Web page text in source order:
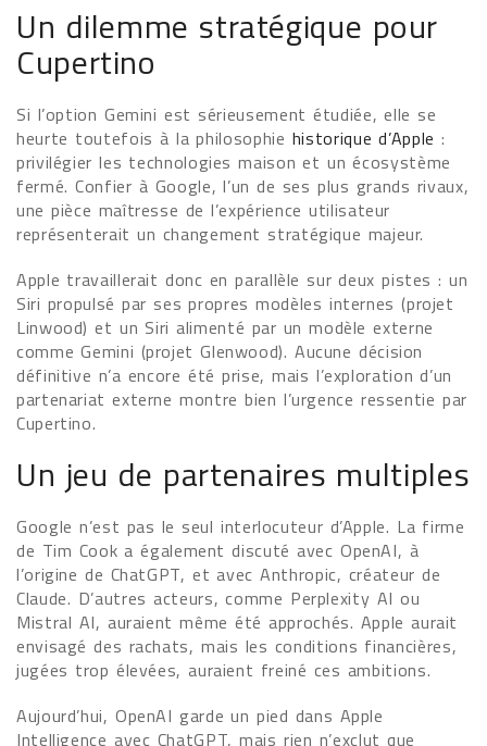
Un dilemme stratégique pour
Cupertino
Si l’option Gemini est sérieusement étudiée, elle se
heurte toutefois à la philosophie historique d’Apple :
privilégier les technologies maison et un écosystème
fermé. Confier à Google, l’un de ses plus grands rivaux,
une pièce maîtresse de l’expérience utilisateur
représenterait un changement stratégique majeur.
Apple travaillerait donc en parallèle sur deux pistes : un
Siri propulsé par ses propres modèles internes (projet
Linwood) et un Siri alimenté par un modèle externe
comme Gemini (projet Glenwood). Aucune décision
définitive n’a encore été prise, mais l’exploration d’un
partenariat externe montre bien l’urgence ressentie par
Cupertino.
Un jeu de partenaires multiples
Google n’est pas le seul interlocuteur d’Apple. La firme
de Tim Cook a également discuté avec OpenAI, à
l’origine de ChatGPT, et avec Anthropic, créateur de
Claude. D’autres acteurs, comme Perplexity AI ou
Mistral AI, auraient même été approchés. Apple aurait
envisagé des rachats, mais les conditions financières,
jugées trop élevées, auraient freiné ces ambitions.
Aujourd’hui, OpenAI garde un pied dans Apple
Intelligence avec ChatGPT, mais rien n’exclut que